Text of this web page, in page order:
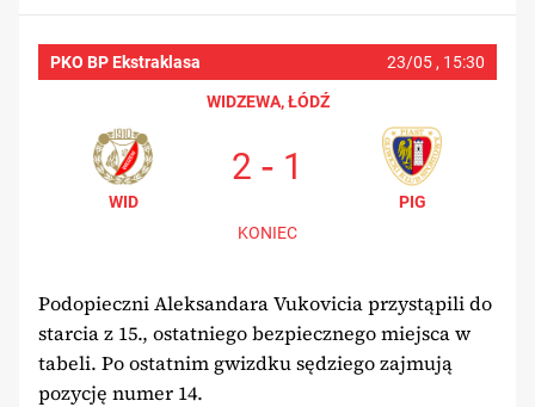
PKO BP Ekstraklasa 23/05 , 15:30
WIDZEWA, ŁÓDŹ
WID
2 - 1
PIG
KONIEC
Podopieczni Aleksandara Vukovicia przystąpili do
starcia z 15., ostatniego bezpiecznego miejsca w
tabeli. Po ostatnim gwizdku sędziego zajmują
pozycję numer 14.